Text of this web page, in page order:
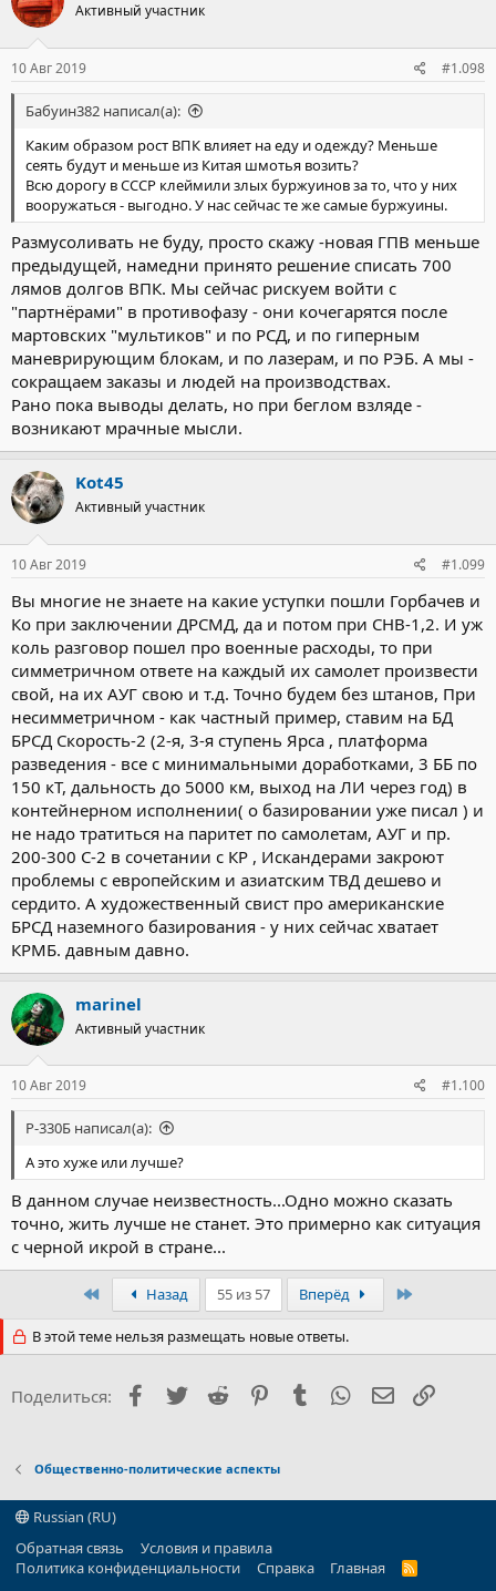
Активный участник
10 Авг 2019 #1.098
Бабуин382 написал(а):
Каким образом рост ВПК влияет на еду и одежду? Меньше
сеять будут и меньше из Китая шмотья возить?
Всю дорогу в СССР клеймили злых буржуинов за то, что у них
вооружаться - выгодно. У нас сейчас те же самые буржуины.
Размусоливать не буду, просто скажу -новая ГПВ меньше
предыдущей, намедни принято решение списать 700
лямов долгов ВПК. Мы сейчас рискуем войти с
"партнёрами" в противофазу - они кочегарятся после
мартовских "мультиков" и по РСД, и по гиперным
маневрирующим блокам, и по лазерам, и по РЭБ. А мы -
сокращаем заказы и людей на производствах.
Рано пока выводы делать, но при беглом взляде -
возникают мрачные мысли.
Kot45
Активный участник
10 Авг 2019 #1.099
Вы многие не знаете на какие уступки пошли Горбачев и
Ко при заключении ДРСМД, да и потом при СНВ-1,2. И уж
коль разговор пошел про военные расходы, то при
симметричном ответе на каждый их самолет произвести
свой, на их АУГ свою и т.д. Точно будем без штанов, При
несимметричном - как частный пример, ставим на БД
БРСД Скорость-2 (2-я, 3-я ступень Ярса , платформа
разведения - все с минимальными доработками, 3 ББ по
150 кТ, дальность до 5000 км, выход на ЛИ через год) в
контейнерном исполнении( о базировании уже писал ) и
не надо тратиться на паритет по самолетам, АУГ и пр.
200-300 С-2 в сочетании с КР , Искандерами закроют
проблемы с европейским и азиатским ТВД дешево и
сердито. А художественный свист про американские
БРСД наземного базирования - у них сейчас хватает
КРМБ. давным давно.
marinel
Активный участник
10 Авг 2019 #1.100
Р-330Б написал(а):
А это хуже или лучше?
В данном случае неизвестность...Одно можно сказать
точно, жить лучше не станет. Это примерно как ситуация
с черной икрой в стране...
ПервыйНазад 55 из 57 Вперёд
В этой теме нельзя размещать новые ответы.
Поделиться: Facebook
Twitter Reddit PinterestTumblr WhatsApp
Общественно-политические аспекты
Russian (RU)
Обратная связь
Условия и правила
Политика конфиденциальности
Справка Главная
R